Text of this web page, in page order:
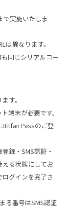
で実施いたしま
異なります。
同じシリアルコー
す。
端末が必要です。
Passのご登
録・SMS認証・
る状態にしてお
グインを完了さ
る番号はSMS認証